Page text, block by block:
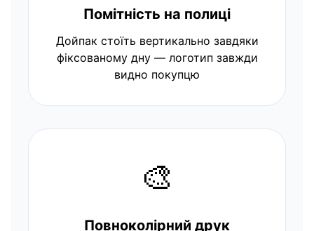
Помітність на полиці
Дойпак стоїть вертикально завдяки
фіксованому дну — логотип завжди
видно покупцю
🎨
Повноколірний друк